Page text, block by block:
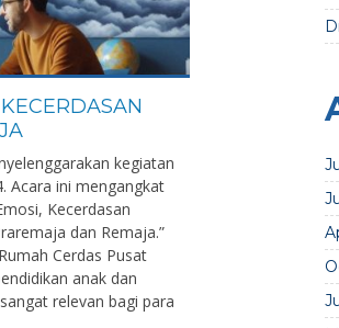
kegiatan
Acara ini mengangkat
Kecerdasan
dan Remaja.”
Cerdas Pusat
anak dan
relevan bagi para